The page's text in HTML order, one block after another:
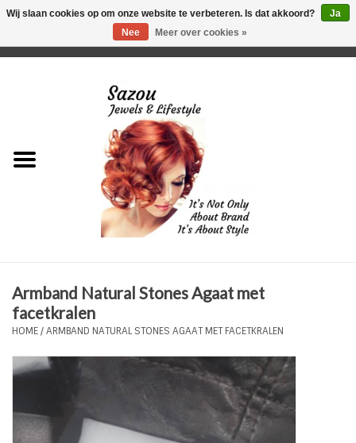
Just for Him
Plus Size Sieraden
Haaraccesoires
Armband Natural Stones Agaat met
facetkralen
HOME/ARMBAND NATURAL STONES AGAAT MET FACETKRALEN
Wij slaan cookies op om onze website te verbeteren. Is dat akkoord?
Ja
Nee
Meer over cookies »